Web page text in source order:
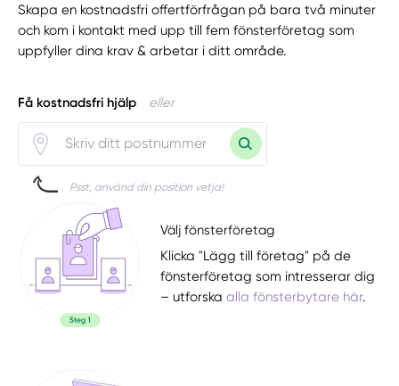
Skapa en kostnadsfri offertförfrågan på bara två minuter
och kom i kontakt med upp till fem fönsterföretag som
uppfyller dina krav & arbetar i ditt område.
Få kostnadsfri hjälp eller
Psst, använd din position vetja!
Välj fönsterföretag
Klicka "Lägg till företag" på de
fönsterföretag som intresserar dig
– utforskaalla fönsterbytare här.